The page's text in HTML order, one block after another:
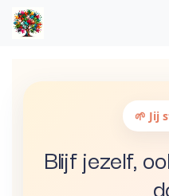
Overslaan naar inhoud
🌱 Jij
Blijf jezelf,